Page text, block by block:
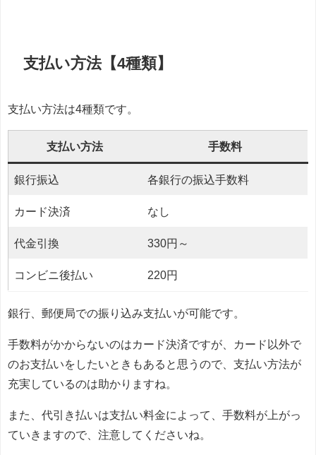
支払い方法【4種類】
支払い方法は4種類です。
支払い方法 手数料
銀行振込 各銀行の振込手数料
カード決済 なし
代金引換 330円～
コンビニ後払い 220円
銀行、郵便局での振り込み支払いが可能です。
手数料がかからないのはカード決済ですが、カード以外で
のお支払いをしたいときもあると思うので、支払い方法が
充実しているのは助かりますね。
また、代引き払いは支払い料金によって、手数料が上がっ
ていきますので、注意してくださいね。